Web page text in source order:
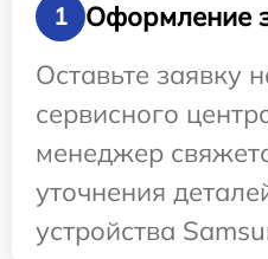
1
Оформление
Оставьте заявку
сервисного
менеджер
уточнения
устройства